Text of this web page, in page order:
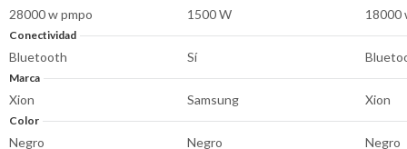
28000 w pmpo 1500 W 18000
Conectividad
Bluetooth Sí
Marca
Xion Samsung Xion
Color
Negro Negro Negro